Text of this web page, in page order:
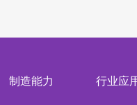
制造能力 行业应